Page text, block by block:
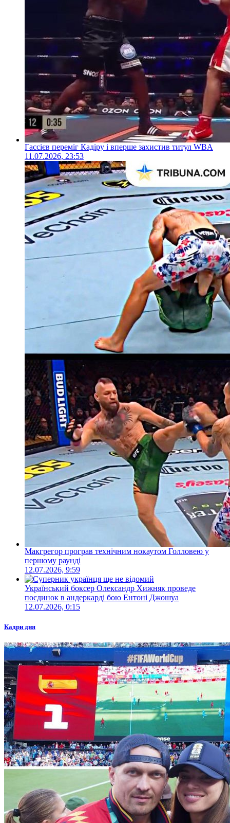
Гассієв переміг Кадіру і вперше захистив титул WBA
11.07.2026, 23:53
Макгрегор програв технічним нокаутом Голловею у
першому раунді
12.07.2026, 9:59
Український боксер Олександр Хижняк проведе
поєдинок в андеркарді бою Ентоні Джошуа
12.07.2026, 0:15
Кадри дня